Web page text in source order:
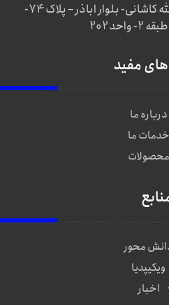
تهران-صادقیه – بلوار آیت الله کاشانی- بلوار اباذر – پلاک 74-
202
مفید
درباره ما
خدمات ما
محصولات
محور
ویکیپدیا
اخبار